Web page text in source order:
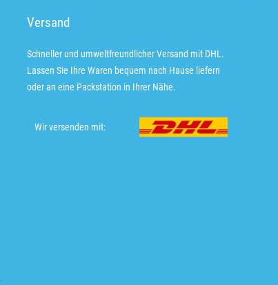
Versand
Schneller und umweltfreundlicher Versand mit DHL.
Lassen Sie Ihre Waren bequem nach Hause liefern
oder an eine Packstation in Ihrer Nähe.
Wir versenden mit: